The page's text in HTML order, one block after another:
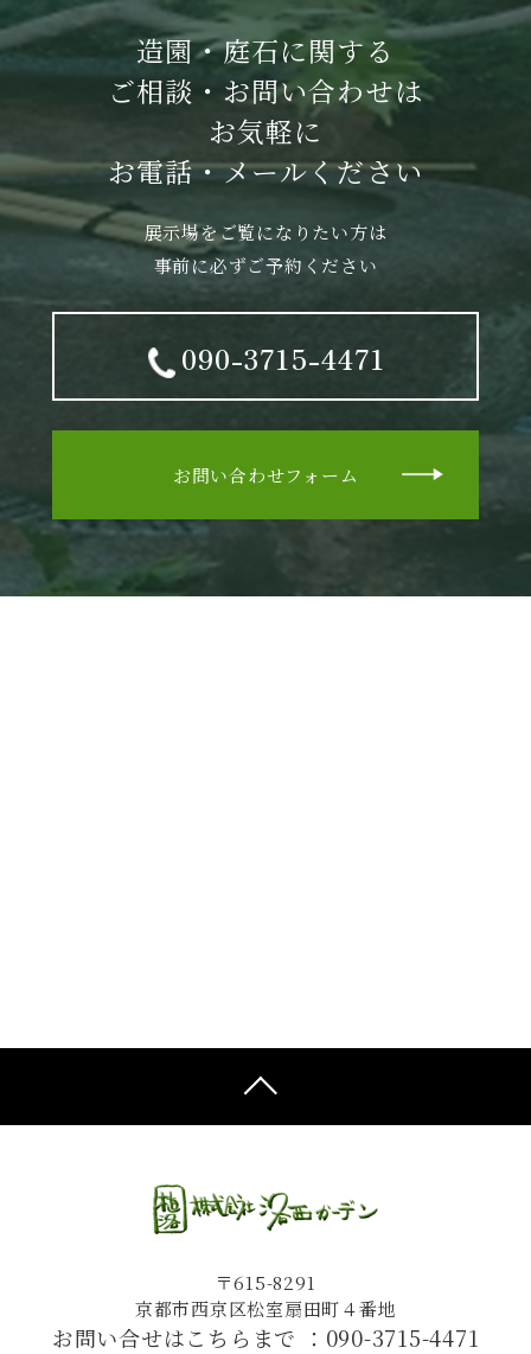
造園・庭石に関する
ご相談・お問い合わせは
お気軽に
お電話・メールください
展示場をご覧になりたい方は
事前に必ずご予約ください
090-3715-4471
お問い合わせフォーム
〒615-8291
京都市西京区松室扇田町４番地
お問い合せはこちらまで ： 090-3715-4471